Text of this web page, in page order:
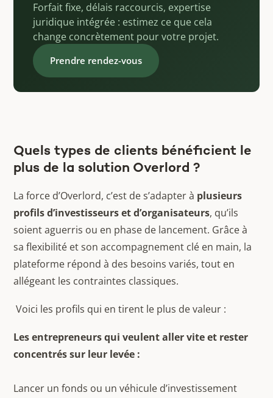
Forfait fixe, délais raccourcis, expertise
juridique intégrée : estimez ce que cela
change concrètement pour votre projet.
Prendre rendez-vous
Quels types de clients bénéficient le
plus de la solution Overlord ?
La force d’Overlord, c’est de s’adapter à plusieurs
profils d’investisseurs et d’organisateurs, qu’ils
soient aguerris ou en phase de lancement. Grâce à
sa flexibilité et son accompagnement clé en main, la
plateforme répond à des besoins variés, tout en
allégeant les contraintes classiques.
Voici les profils qui en tirent le plus de valeur :
Les entrepreneurs qui veulent aller vite et rester
concentrés sur leur levée :
Lancer un fonds ou un véhicule d’investissement